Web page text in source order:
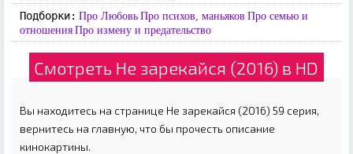
Подборки: Про Любовь Про психов, маньяков Про семью и
отношения Про измену и предательство
Смотреть Не зарекайся (2016) в HD
Вы находитесь на странице Не зарекайся (2016) 59 серия,
вернитесь на главную, что бы прочесть описание
кинокартины.